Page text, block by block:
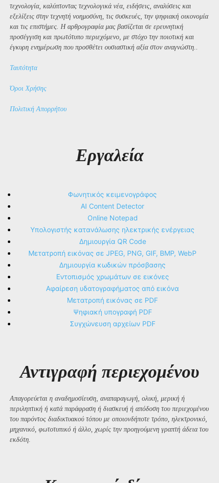
τεχνολογία, καλύπτοντας τεχνολογικά νέα, ειδήσεις, αναλύσεις και
εξελίξεις στην τεχνητή νοημοσύνη, τις συσκευές, την ψηφιακή οικονομία
και τις επιστήμες. Η αρθρογραφία μας βασίζεται σε ερευνητική
προσέγγιση και πρωτότυπο περιεχόμενο, με στόχο την ποιοτική και
έγκυρη ενημέρωση που προσθέτει ουσιαστική αξία στον αναγνώστη..
Ταυτότητα
Όροι Χρήσης
Πολιτική Απορρήτου
Εργαλεία
Φωνητικός κειμενογράφος
AI Content Detector
Online Notepad
Υπολογιστής κατανάλωσης ηλεκτρικής ενέργειας
Δημιουργία QR Code
Μετατροπή εικόνας σε JPEG, PNG, GIF, BMP, WebP
Δημιουργία κωδικών πρόσβασης
Εντοπισμός χρωμάτων σε εικόνες
Αφαίρεση υδατογραφήματος από εικόνα
Μετατροπή εικόνας σε PDF
Ψηφιακή υπογραφή PDF
Συγχώνευση αρχείων PDF
Αντιγραφή περιεχομένου
Απαγορεύεται η αναδημοσίευση, αναπαραγωγή, ολική, μερική ή
περιληπτική ή κατά παράφραση ή διασκευή ή απόδοση του περιεχομένου
του παρόντος διαδικτυακού τόπου με οποιονδήποτε τρόπο, ηλεκτρονικό,
μηχανικό, φωτοτυπικό ή άλλο, χωρίς την προηγούμενη γραπτή άδεια του
εκδότη.